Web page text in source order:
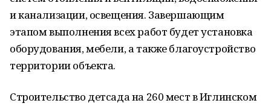
и канализации, освещения. Завершающим
этапом выполнения всех работ будет установка
оборудования, мебели, а также благоустройство
территории объекта.
Строительство детсада на 260 мест в Иглинском